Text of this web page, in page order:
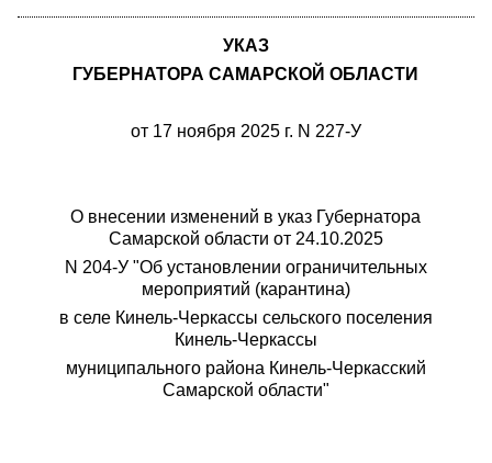
УКАЗ
ГУБЕРНАТОРА САМАРСКОЙ ОБЛАСТИ
от 17 ноября 2025 г. N 227-У
О внесении изменений в указ Губернатора
Самарской области от 24.10.2025
N 204-У "Об установлении ограничительных
мероприятий (карантина)
в селе Кинель-Черкассы сельского поселения
Кинель-Черкассы
муниципального района Кинель-Черкасский
Самарской области"